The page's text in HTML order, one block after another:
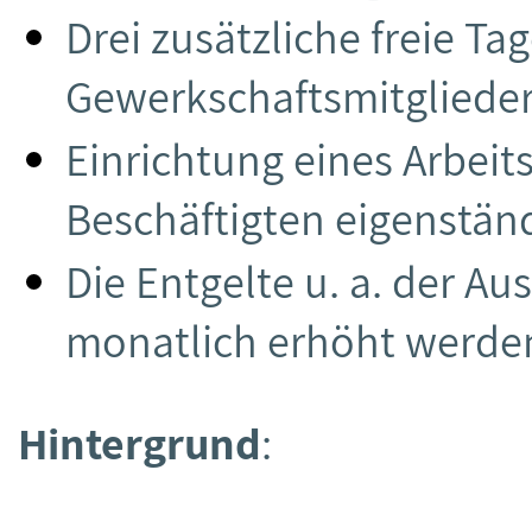
Drei zusätzliche freie
Einrichtung eines
Beschäftigten
Die Entgelte u. a. der
monatlich erhöht
Hintergrund: